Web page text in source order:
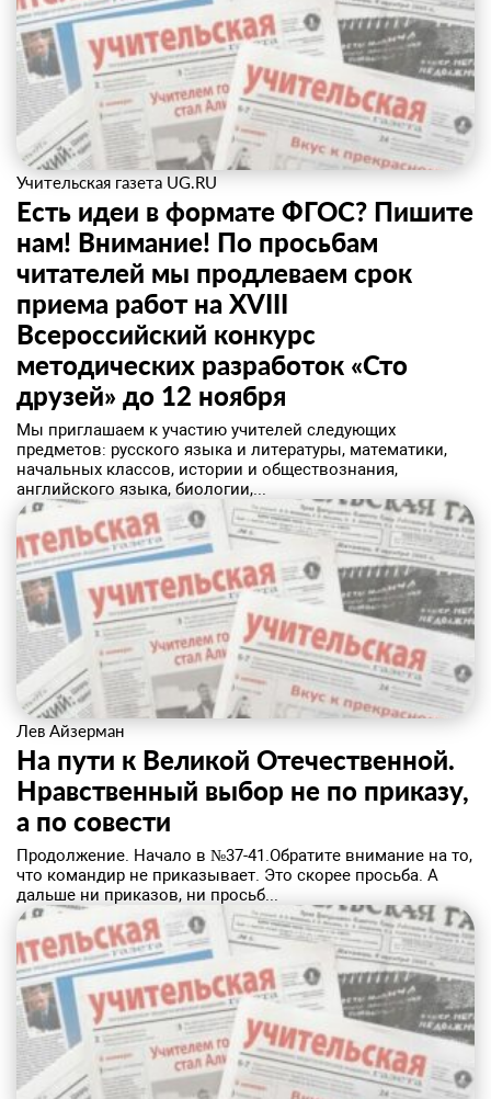
Учительская газета UG.RU
Есть идеи в формате ФГОС? Пишите
нам! Внимание! По просьбам
читателей мы продлеваем срок
приема работ на XVIII
Всероссийский конкурс
методических разработок «Сто
друзей» до 12 ноября
​Мы приглашаем к участию учителей следующих
предметов: русского языка и литературы, математики,
начальных классов, истории и обществознания,
английского языка, биологии,...
Лев Айзерман
На пути к Великой Отечественной.
Нравственный выбор не по приказу,
а по совести
Продолжение. Начало в №37-41.Обратите внимание на то,
что командир не приказывает. Это скорее просьба. А
дальше ни приказов, ни просьб...